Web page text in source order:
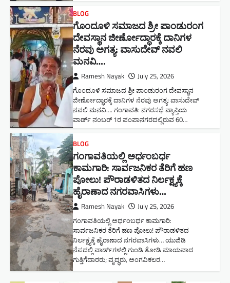
BLOG
ಗೊಂದೂಳಿ ಸಮಾಜದ ಶ್ರೀ ಪಾಂಡುರಂಗ
ದೇವಸ್ಥಾನ ಜೀರ್ಣೋದ್ಧಾರಕ್ಕೆ ದಾನಿಗಳ
ನೆರವು ಅಗತ್ಯ: ವಾಸುದೇವ್ ನವಲಿ
ಮನವಿ​….
Ramesh Nayak July 25, 2026
ಗೊಂದೂಳಿ ಸಮಾಜದ ಶ್ರೀ ಪಾಂಡುರಂಗ ದೇವಸ್ಥಾನ
ಜೀರ್ಣೋದ್ಧಾರಕ್ಕೆ ದಾನಿಗಳ ನೆರವು ಅಗತ್ಯ: ವಾಸುದೇವ್
ನವಲಿ ಮನವಿ​…. ಗಂಗಾವತಿ: ​ನಗರಸಭೆ ವ್ಯಾಪ್ತಿಯ
ವಾರ್ಡ್ ನಂಬರ್ 1ರ ಪಂಪಾನಗರದಲ್ಲಿರುವ 60…
BLOG
ಗಂಗಾವತಿಯಲ್ಲಿ ಅರ್ಧಂಬರ್ಧ
ಕಾಮಗಾರಿ: ಸಾರ್ವಜನಿಕರ ತೆರಿಗೆ ಹಣ
ಪೋಲು! ಪೌರಾಡಳಿತದ ನಿರ್ಲಕ್ಷ್ಯಕ್ಕೆ
ಹೈರಾಣಾದ ನಗರವಾಸಿಗಳು​…
Ramesh Nayak July 25, 2026
ಗಂಗಾವತಿಯಲ್ಲಿ ಅರ್ಧಂಬರ್ಧ ಕಾಮಗಾರಿ:
ಸಾರ್ವಜನಿಕರ ತೆರಿಗೆ ಹಣ ಪೋಲು! ಪೌರಾಡಳಿತದ
ನಿರ್ಲಕ್ಷ್ಯಕ್ಕೆ ಹೈರಾಣಾದ ನಗರವಾಸಿಗಳು​… ಯುಜಿಡಿ
ನೆಪದಲ್ಲಿ ವಾರ್ಡ್‌ಗಳಲ್ಲಿ ಗುಂಡಿ ತೋಡಿ ಮಾಯವಾದ
ಗುತ್ತಿಗೆದಾರರು; ವೃದ್ಧರು, ಅಂಗವಿಕಲರ…